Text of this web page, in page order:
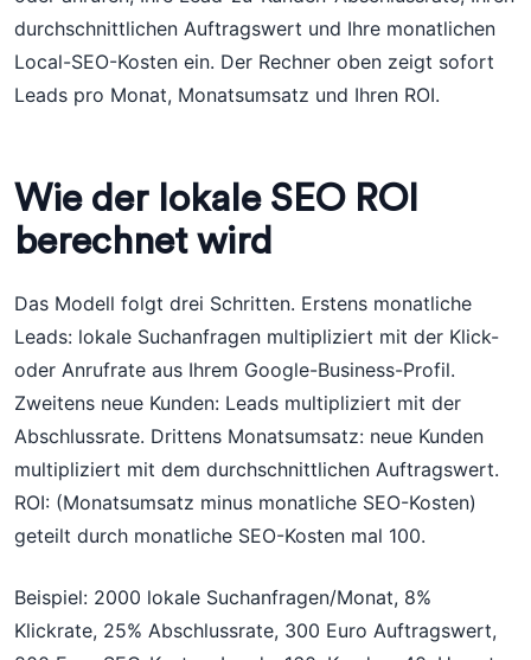
durchschnittlichen Auftragswert und Ihre monatlichen
Local-SEO-Kosten ein. Der Rechner oben zeigt sofort
Leads pro Monat, Monatsumsatz und Ihren ROI.
Wie der lokale SEO ROI
berechnet wird
Das Modell folgt drei Schritten. Erstens monatliche
Leads: lokale Suchanfragen multipliziert mit der Klick-
oder Anrufrate aus Ihrem Google-Business-Profil.
Zweitens neue Kunden: Leads multipliziert mit der
Abschlussrate. Drittens Monatsumsatz: neue Kunden
multipliziert mit dem durchschnittlichen Auftragswert.
ROI: (Monatsumsatz minus monatliche SEO-Kosten)
geteilt durch monatliche SEO-Kosten mal 100.
Beispiel: 2000 lokale Suchanfragen/Monat, 8%
Klickrate, 25% Abschlussrate, 300 Euro Auftragswert,